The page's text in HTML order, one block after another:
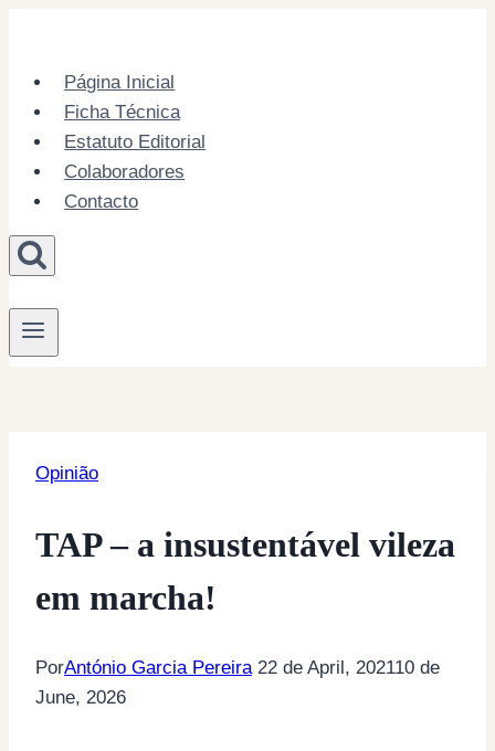
contentPágina Inicial
Ficha Técnica
Estatuto Editorial
Colaboradores
Contacto
Opinião
TAP – a insustentável vileza
em marcha!
PorAntónio Garcia Pereira 22 de April, 202110 de
June, 2026